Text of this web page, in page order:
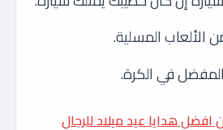
الألعاب المسلية.
في الكرة.